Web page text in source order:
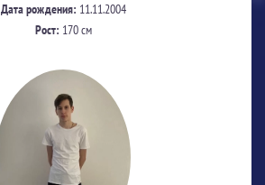
Дата рождения: 11.11.2004
Рост: 170 см